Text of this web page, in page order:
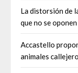
La distorsión de
que no se oponen
Accastello
animales